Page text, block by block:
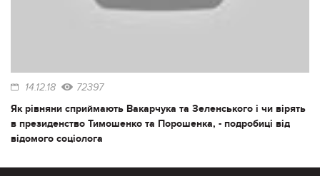
14.12.18 72397
Як рівняни сприймають Вакарчука та Зеленського і чи вірять
в президенство Тимошенко та Порошенка, - подробиці від
відомого соціолога